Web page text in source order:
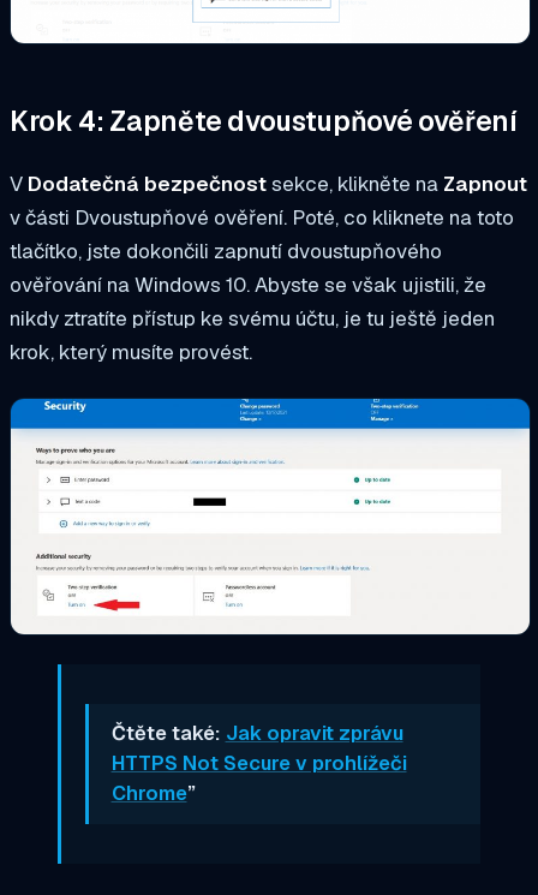
Krok 4: Zapněte dvoustupňové ověření
V Dodatečná bezpečnostsekce, klikněte na Zapnout
v části Dvoustupňové ověření. Poté, co kliknete na toto
tlačítko, jste dokončili zapnutí dvoustupňového
ověřování na Windows 10. Abyste se však ujistili, že
nikdy ztratíte přístup ke svému účtu, je tu ještě jeden
krok, který musíte provést.
Čtěte také: Jak opravit zprávu
HTTPS Not Secure v prohlížeči
Chrome”